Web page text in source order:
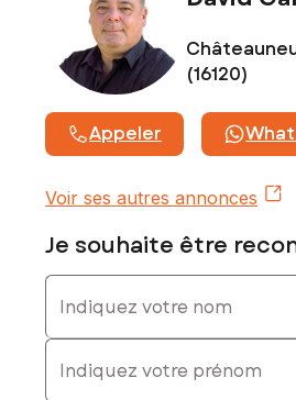
20 48 19 84, E-mail :
commercial immatriculé au RSAC
numéro 809 530 710
(16120)
Appeler
Voir ses autres annonces
Je souhaite être
Indiquez votre nom
Indiquez votre prénom